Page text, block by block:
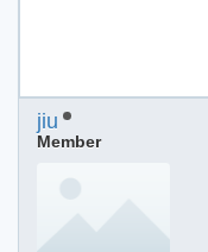
jiu
Member